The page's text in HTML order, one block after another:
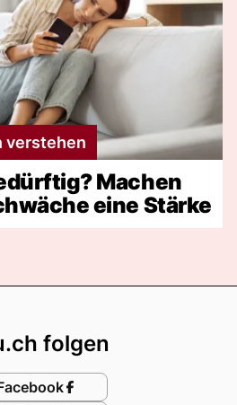
verstehen
Machen
eine Stärke
folgen